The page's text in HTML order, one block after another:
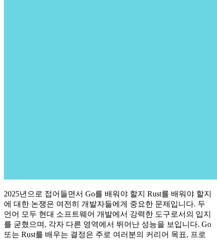
2025년으로 접어들면서 Go를 배워야 할지 Rust를 배워야 할지
에 대한 논쟁은 여전히 개발자들에게 중요한 문제입니다. 두
언어 모두 현대 소프트웨어 개발에서 강력한 도구로서의 입지
를 굳혔으며, 각자 다른 영역에서 뛰어난 성능을 보입니다. Go
또는 Rust를 배우는 결정은 주로 여러분의 커리어 목표, 프로